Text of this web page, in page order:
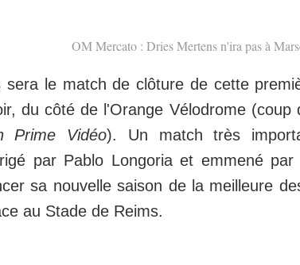
OM Mercato : Dries Mertens n'ira pas à
sera le match de clôture de cette
du côté de l'Orange Vélodrome (coup
Prime Vidéo). Un match très
par Pablo Longoria et emmené
sa nouvelle saison de la meilleure
au Stade de Reims.